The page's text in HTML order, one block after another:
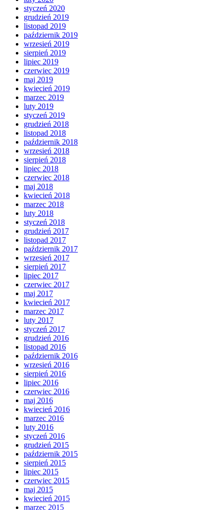
styczeń 2020
grudzień 2019
listopad 2019
październik 2019
wrzesień 2019
sierpień 2019
lipiec 2019
czerwiec 2019
maj 2019
kwiecień 2019
marzec 2019
luty 2019
styczeń 2019
grudzień 2018
listopad 2018
październik 2018
wrzesień 2018
sierpień 2018
lipiec 2018
czerwiec 2018
maj 2018
kwiecień 2018
marzec 2018
luty 2018
styczeń 2018
grudzień 2017
listopad 2017
październik 2017
wrzesień 2017
sierpień 2017
lipiec 2017
czerwiec 2017
maj 2017
kwiecień 2017
marzec 2017
luty 2017
styczeń 2017
grudzień 2016
listopad 2016
październik 2016
wrzesień 2016
sierpień 2016
lipiec 2016
czerwiec 2016
maj 2016
kwiecień 2016
marzec 2016
luty 2016
styczeń 2016
grudzień 2015
październik 2015
sierpień 2015
lipiec 2015
czerwiec 2015
maj 2015
kwiecień 2015
marzec 2015